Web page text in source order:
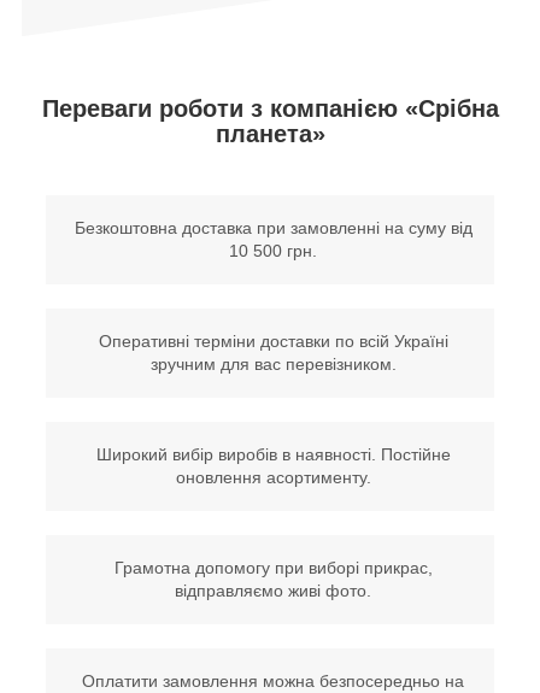
Переваги роботи з компанією «Срібна
планета»
Безкоштовна доставка при замовленні на суму від
10 500 грн.
Оперативні терміни доставки по всій Україні
зручним для вас перевізником.
Широкий вибір виробів в наявності. Постійне
оновлення асортименту.
Грамотна допомогу при виборі прикрас,
відправляємо живі фото.
Оплатити замовлення можна безпосередньо на